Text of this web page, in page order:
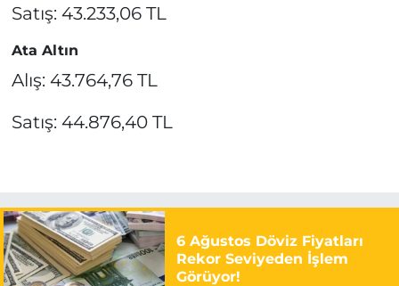
Satış: 43.233,06 TL
Ata Altın
Alış: 43.764,76 TL
Satış: 44.876,40 TL
6 Ağustos Döviz Fiyatları
Rekor Seviyeden İşlem
Görüyor!